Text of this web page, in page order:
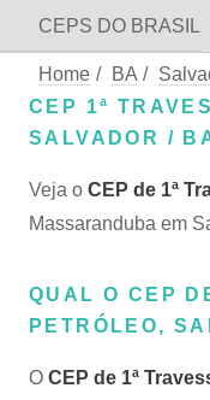
CEPS DO BRASIL
Home / BA /
CEP 1ª
SALVADOR /
Veja o CEP de 1ª
Massaranduba em
QUAL O CEP
PETRÓLEO,
O CEP de 1ª